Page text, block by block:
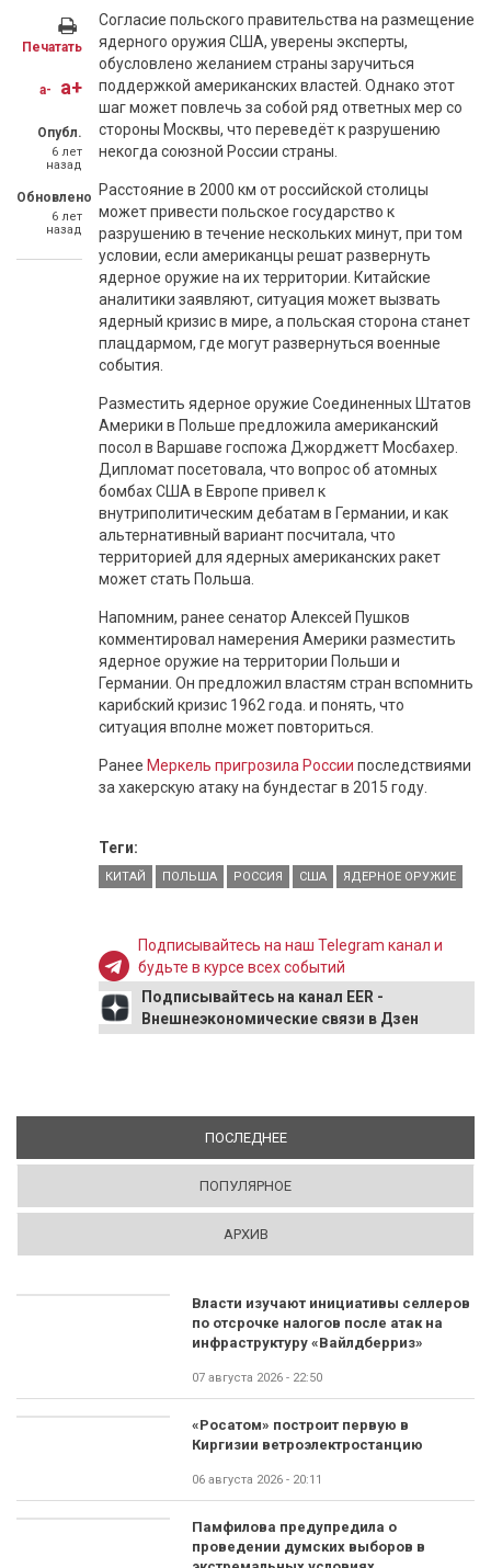
Печатать
a- a+
Опубл.
6 лет
назад
Обновлено
6 лет
назад
Согласие польского правительства на размещение
ядерного оружия США, уверены эксперты,
обусловлено желанием страны заручиться
поддержкой американских властей. Однако этот
шаг может повлечь за собой ряд ответных мер со
стороны Москвы, что переведёт к разрушению
некогда союзной России страны.
Расстояние в 2000 км от российской столицы
может привести польское государство к
разрушению в течение нескольких минут, при том
условии, если американцы решат развернуть
ядерное оружие на их территории. Китайские
аналитики заявляют, ситуация может вызвать
ядерный кризис в мире, а польская сторона станет
плацдармом, где могут развернуться военные
события.
Разместить ядерное оружие Соединенных Штатов
Америки в Польше предложила американский
посол в Варшаве госпожа Джорджетт Мосбахер.
Дипломат посетовала, что вопрос об атомных
бомбах США в Европе привел к
внутриполитическим дебатам в Германии, и как
альтернативный вариант посчитала, что
территорией для ядерных американских ракет
может стать Польша.
Напомним, ранее сенатор Алексей Пушков
комментировал намерения Америки разместить
ядерное оружие на территории Польши и
Германии. Он предложил властям стран вспомнить
карибский кризис 1962 года. и понять, что
ситуация вполне может повториться.
Ранее Меркель пригрозила России последствиями
за хакерскую атаку на бундестаг в 2015 году.
Теги:
КИТАЙ ПОЛЬША РОССИЯ США ЯДЕРНОЕ ОРУЖИЕ
Подписывайтесь на наш Telegram канал и
будьте в курсе всех событий
Подписывайтесь на канал EER -
Внешнеэкономические связи в Дзен
ПОСЛЕДНЕЕ(АКТИВНАЯ ВКЛАДКА)
ПОПУЛЯРНОЕ
АРХИВ
Власти изучают инициативы селлеров
по отсрочке налогов после атак на
инфраструктуру «Вайлдберриз»
07 августа 2026 - 22:50
«Росатом» построит первую в
Киргизии ветроэлектростанцию
06 августа 2026 - 20:11
Памфилова предупредила о
проведении думских выборов в